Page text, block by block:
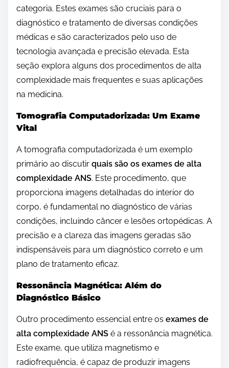
categoria. Estes exames são cruciais para o
diagnóstico e tratamento de diversas condições
médicas e são caracterizados pelo uso de
tecnologia avançada e precisão elevada. Esta
seção explora alguns dos procedimentos de alta
complexidade mais frequentes e suas aplicações
na medicina.
Tomografia Computadorizada: Um Exame
Vital
A tomografia computadorizada é um exemplo
primário ao discutir quais são os exames de alta
complexidade ANS. Este procedimento, que
proporciona imagens detalhadas do interior do
corpo, é fundamental no diagnóstico de várias
condições, incluindo câncer e lesões ortopédicas. A
precisão e a clareza das imagens geradas são
indispensáveis para um diagnóstico correto e um
plano de tratamento eficaz.
Ressonância Magnética: Além do
Diagnóstico Básico
Outro procedimento essencial entre os exames de
alta complexidade ANS é a ressonância magnética.
Este exame, que utiliza magnetismo e
radiofrequência, é capaz de produzir imagens